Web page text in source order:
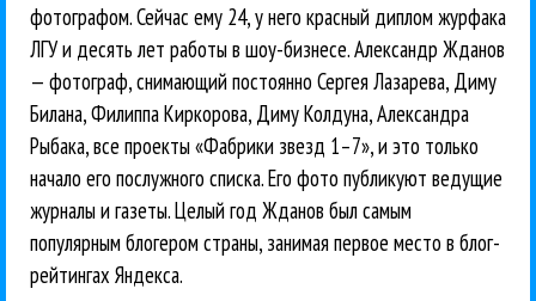
фотографом. Сейчас ему 24, у него красный диплом журфака
ЛГУ и десять лет работы в шоу-бизнесе. Александр Жданов
— фотограф, снимающий постоянно Сергея Лазарева, Диму
Билана, Филиппа Киркорова, Диму Колдуна, Александра
Рыбака, все проекты «Фабрики звезд 1–7», и это только
начало его послужного списка. Его фото публикуют ведущие
журналы и газеты. Целый год Жданов был самым
популярным блогером страны, занимая первое место в блог-
рейтингах Яндекса.